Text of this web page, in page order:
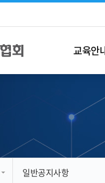
교육안
일반공지사항